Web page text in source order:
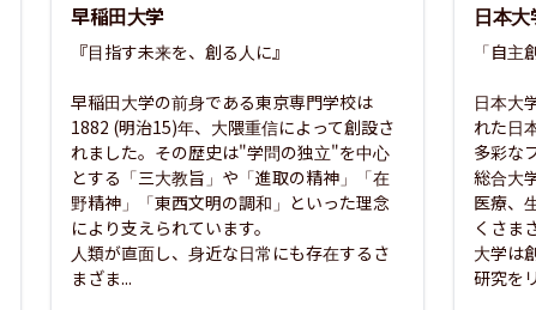
早稲田大学
『目指す未来を、創る人に』
早稲田大学の前身である東京専門学校は
1882 (明治15)年、大隈重信によって創設さ
れました。その歴史は"学問の独立"を中心
とする「三大教旨」や「進取の精神」「在
野精神」「東西文明の調和」といった理念
により支えられています。
人類が直面し、身近な日常にも存在するさ
まざま...
日本大
「自主
日本大
れた日
多彩な
総合大
医療、
くさま
大学は
研究を